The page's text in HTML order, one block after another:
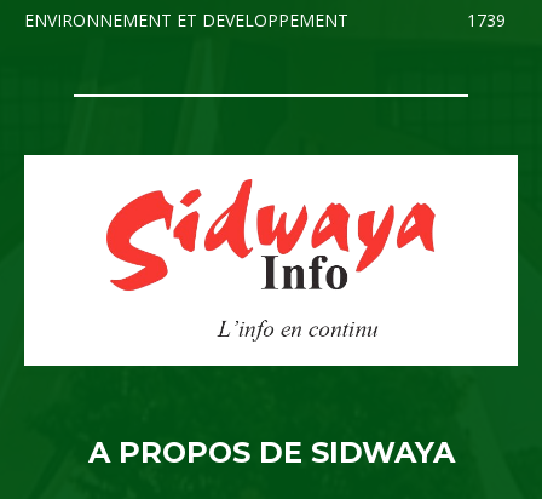
ENVIRONNEMENT ET DEVELOPPEMENT
1739
A PROPOS DE SIDWAYA